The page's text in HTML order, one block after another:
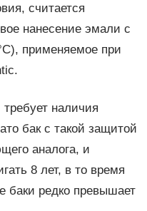
считается
нанесение эмали с
применяемое при
наличия
бак с такой защитой
аналога, и
8 лет, в то время
баки редко превышает